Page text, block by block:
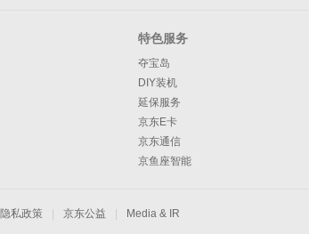
特色服务
夺宝岛
DIY装机
延保服务
京东E卡
京东通信
京鱼座智能
隐私政策 京东公益 Media & IR